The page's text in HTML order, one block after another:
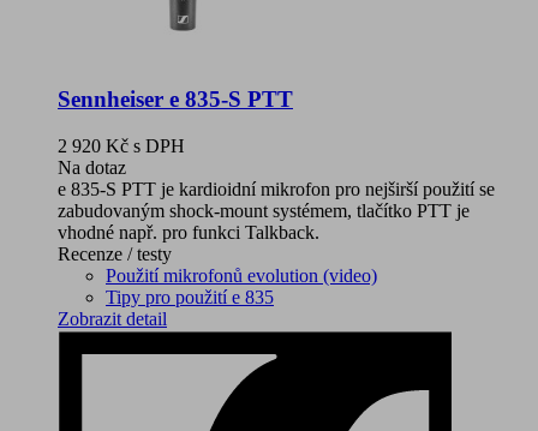
Sennheiser e 835-S PTT
2 920 Kč s DPH
Na dotaz
e 835-S PTT je kardioidní mikrofon pro nejširší použití se
zabudovaným shock-mount systémem, tlačítko PTT je
vhodné např. pro funkci Talkback.
Recenze / testy
Použití mikrofonů evolution (video)
Tipy pro použití e 835
Zobrazit detail